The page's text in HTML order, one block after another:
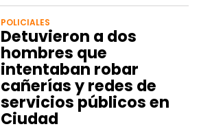
POLICIALES
Detuvieron a dos
hombres que
intentaban robar
cañerías y redes de
servicios públicos en
Ciudad